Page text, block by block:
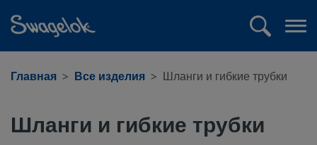
Главная
Все изделия Шланги и гибкие трубки
Шланги и гибкие трубки